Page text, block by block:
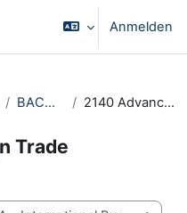
Anmelden
BACHELOR Kurse GTM 2140 Advanced Foreign Trade Management
Trade